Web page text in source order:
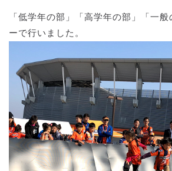
「低学年の部」「高学年の部」「一
ーで行いました。